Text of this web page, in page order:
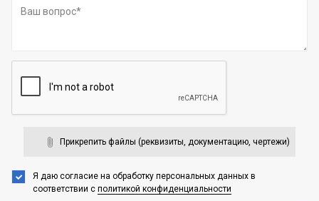
Прикрепить файлы (реквизиты, документацию, чертежи)
Я даю согласие на обработку персональных данных в
соответствии с политикой конфиденциальности